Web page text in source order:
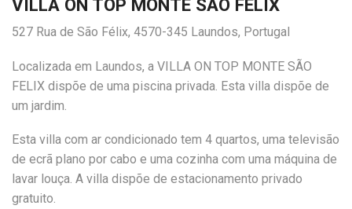
VILLA ON TOP MONTE SÃO FELIX
527 Rua de São Félix, 4570-345 Laundos, Portugal
Localizada em Laundos, a VILLA ON TOP MONTE SÃO
FELIX dispõe de uma piscina privada. Esta villa dispõe de
um jardim.
Esta villa com ar condicionado tem 4 quartos, uma televisão
de ecrã plano por cabo e uma cozinha com uma máquina de
lavar louça. A villa dispõe de estacionamento privado
gratuito.